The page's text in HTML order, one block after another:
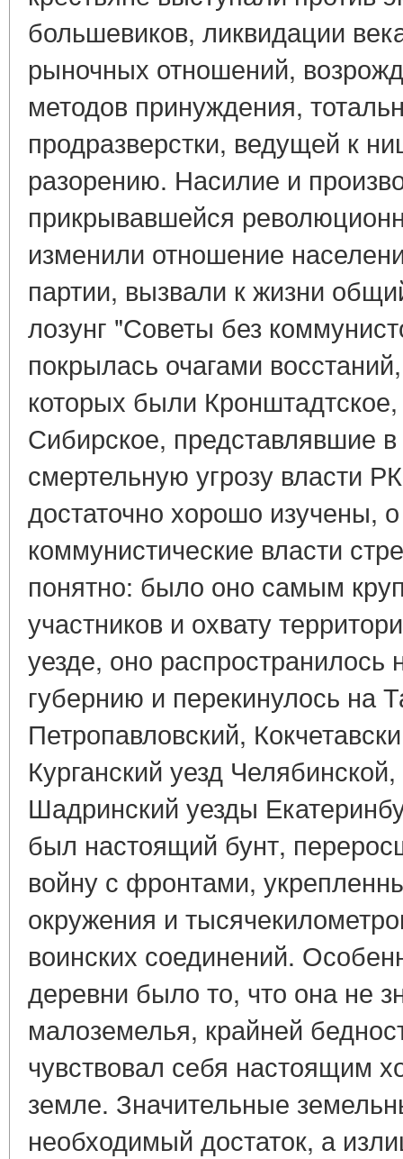
большевиков, ликвидации
рыночных отношений,
методов принуждения,
продразверстки, ведущей к
разорению. Насилие и
прикрывавшейся
изменили отношение
партии, вызвали к жизни
лозунг "Советы без
покрылась очагами
которых были
Сибирское, представлявшие
смертельную угрозу власти
достаточно хорошо изучены,
коммунистические власти
понятно: было оно самым
участников и охвату
уезде, оно
губернию и перекинулось на
Петропавловский,
Курганский уезд
Шадринский уезды
был настоящий бунт,
войну с фронтами,
окружения и
воинских соединений.
деревни было то, что она не
малоземелья, крайней
чувствовал себя настоящим
земле. Значительные
необходимый достаток, а